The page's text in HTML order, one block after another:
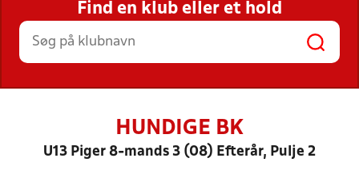
STILLINGER, RESULTATER, KLUBBER OG
HOLD
Find en klub eller et hold
HUNDIGE BK
U13 Piger 8-mands 3 (08) Efterår, Pulje 2